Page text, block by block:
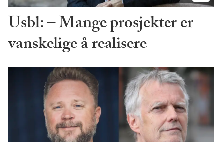
Usbl: – Mange prosjekter er
vanskelige å realisere